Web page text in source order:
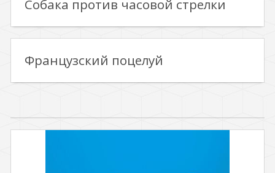
Собака против часовой стрелки
Французский поцелуй